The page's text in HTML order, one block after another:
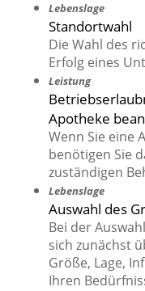
Lebenslage
Standortwahl
Die Wahl des
Erfolg eines
Leistung
Apotheke
Wenn Sie eine
benötigen Sie
zuständigen
Lebenslage
Auswahl des
Bei der
sich zunächst
Größe, Lage,
Ihren